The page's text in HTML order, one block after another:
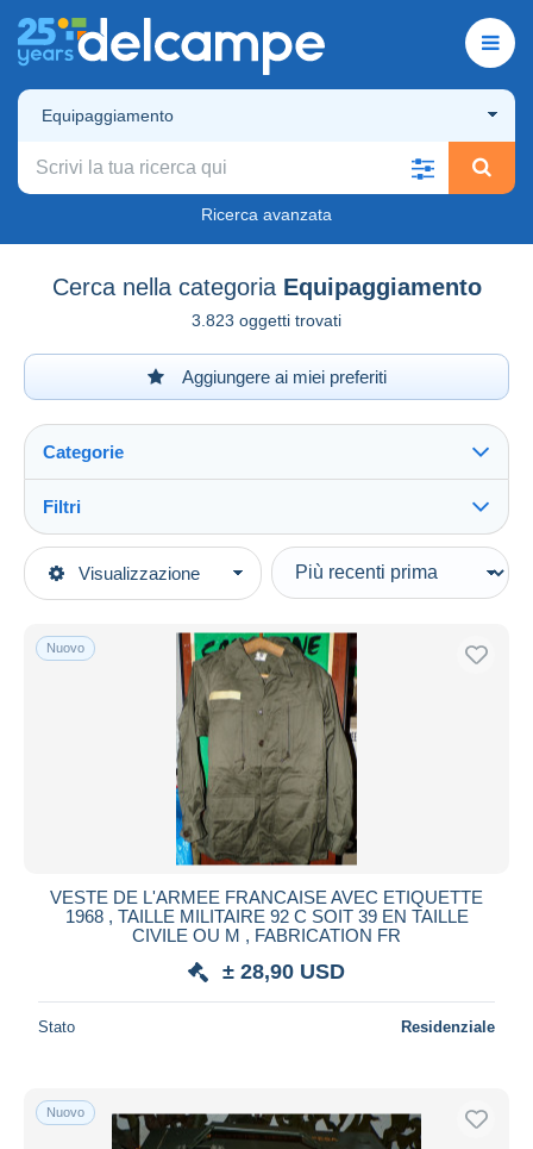
Equipaggiamento
Ricerca avanzata
Cerca nella categoria Equipaggiamento
3.823 oggetti trovati
Aggiungere ai miei preferiti
Visualizzazione
Categorie
Categorie principali
Equipaggiamento
Filtri
Tipo di vendita
In corso
Prezzo fisso
Asta con offerte
Aste senza offerte
Casa d'aste
Tutte le durate
Chiude fra
Dalle USD
Metodi di pagamento
Nuovo
VESTE DE L'ARMEE FRANCAISE AVEC ETIQUETTE
1968 , TAILLE MILITAIRE 92 C SOIT 39 EN TAILLE
CIVILE OU M , FABRICATION FR
± 28,90 USD
Stato Residenziale
Nuovo